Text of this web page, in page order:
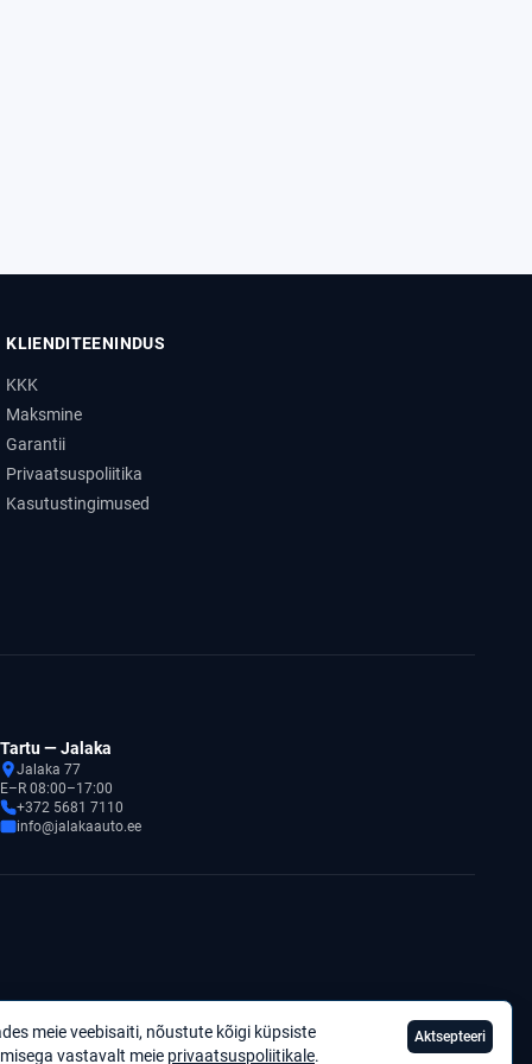
meie veebisaiti, nõustute kõigi küpsiste
vastavalt meie privaatsuspoliitikale.
Aktsepteeri
KLIENDITEENINDUS
KKK
Maksmine
Garantii
Privaatsuspoliitika
Kasutustingimused
Tartu — Jalaka
Jalaka 77
E–R 08:00–17:00
+372 5681 7110
info@jalakaauto.ee
Privaatsuspoliitika